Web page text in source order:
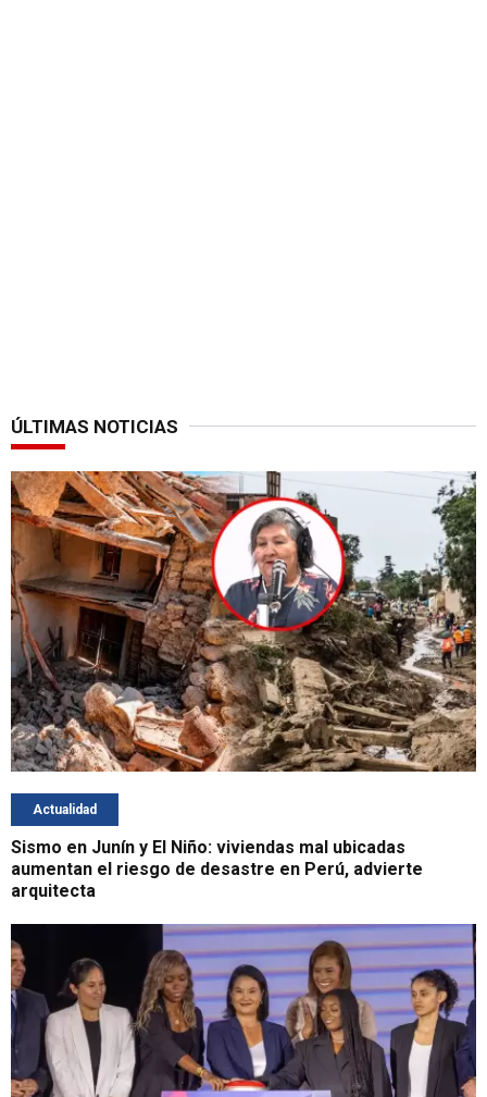
ÚLTIMAS NOTICIAS
Actualidad
Sismo en Junín y El Niño: viviendas mal ubicadas
aumentan el riesgo de desastre en Perú, advierte
arquitecta